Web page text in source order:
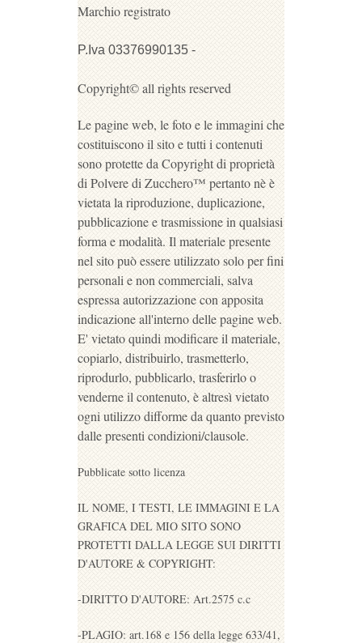
Marchio registrato
P.Iva 03376990135 -
Copyright© all rights reserved
Le pagine web, le foto e le immagini che
costituiscono il sito e tutti i contenuti
sono protette da Copyright di proprietà
di Polvere di Zucchero™ pertanto nè è
vietata la riproduzione, duplicazione,
pubblicazione e trasmissione in qualsiasi
forma e modalità. Il materiale presente
nel sito può essere utilizzato solo per fini
personali e non commerciali, salva
espressa autorizzazione con apposita
indicazione all'interno delle pagine web.
E' vietato quindi modificare il materiale,
copiarlo, distribuirlo, trasmetterlo,
riprodurlo, pubblicarlo, trasferirlo o
venderne il contenuto, è altresì vietato
ogni utilizzo difforme da quanto previsto
dalle presenti condizioni/clausole.
Pubblicate sotto licenza
IL NOME, I TESTI, LE IMMAGINI E LA
GRAFICA DEL MIO SITO SONO
PROTETTI DALLA LEGGE SUI DIRITTI
D'AUTORE & COPYRIGHT:
-DIRITTO D'AUTORE: Art.2575 c.c
-PLAGIO: art.168 e 156 della legge 633/41,